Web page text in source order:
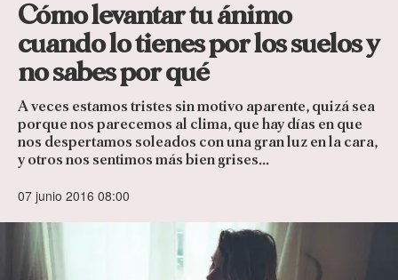
Cómo levantar tu ánimo
cuando lo tienes por los suelos y
no sabes por qué
A veces estamos tristes sin motivo aparente, quizá sea
porque nos parecemos al clima, que hay días en que
nos despertamos soleados con una gran luz en la cara,
y otros nos sentimos más bien grises...
07 junio 2016 08:00